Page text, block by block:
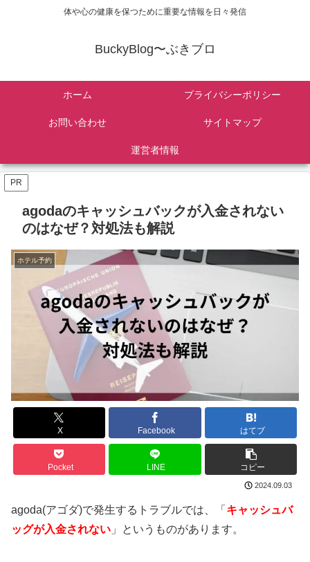
体や心の健康を保つために重要な情報を日々発信
BuckyBlog〜ぶきブロ
ホーム プライバシーポリシー
お問い合わせ サイトマップ
運営者情報
PR
agodaのキャッシュバックが入金されない
のはなぜ？対処法も解説
ホテル予約
X Facebook はてブ
Pocket LINE コピー
2024.09.03
agoda(アゴダ)で発生するトラブルでは、「 キャッシュバ
ッグが入金されない 」というものがあります。